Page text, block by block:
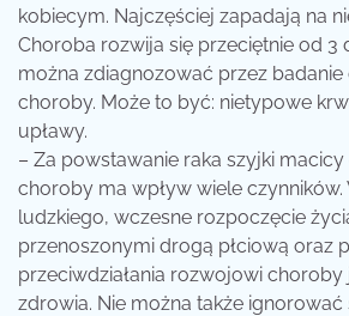
kobiecym. Najczęściej zapadają na
Choroba rozwija się przeciętnie od 3
można zdiagnozować przez
choroby. Może to być: nietypowe
upławy.
– Za powstawanie raka szyjki
choroby ma wpływ wiele
ludzkiego, wczesne rozpoczęcie
przenoszonymi drogą płciową oraz
przeciwdziałania rozwojowi
zdrowia. Nie można także